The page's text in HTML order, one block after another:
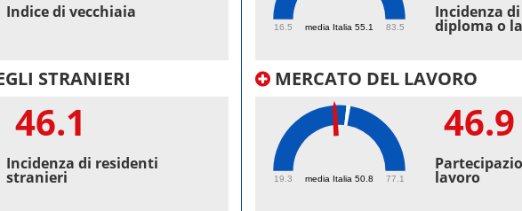
Indice di vecchiaia
STRANIERI
46.1
Incidenza di residenti
stranieri
media Italia 55.1
16.5 83.5
Incidenza
diploma o
MERCATO DEL LAVORO
media Italia 50.8
19.3 77.1
46.9
lavoro